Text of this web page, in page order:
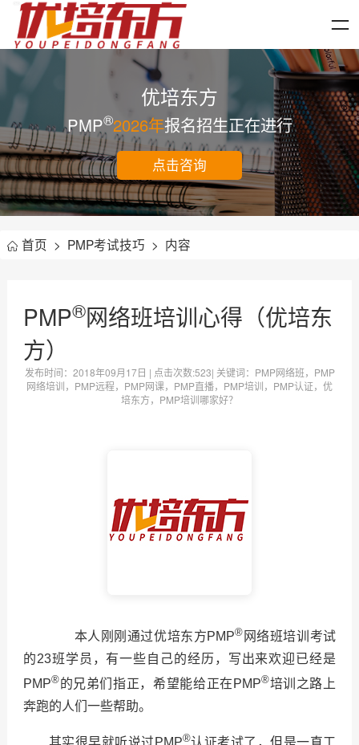
优培东方
PMP®2026年报名招生正在进行
点击咨询
首页 > PMP考试技巧 > 内容
PMP®网络班培训心得（优培东
方）
发布时间： 2018年09月17日 | 点击次数:523| 关键词：PMP网络班，PMP
网络培训，PMP远程，PMP网课，PMP直播，PMP培训，PMP认证，优
培东方，PMP培训哪家好？
本人刚刚通过优培东方PMP® 网络班培训 考试
的23班学员，有一些自己的经历，写出来欢迎已经是
PMP®的兄弟们指正，希望能给正在 PMP®培训之路上
奔跑的人们一些帮助。
®